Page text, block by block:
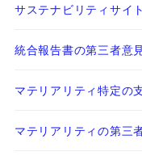
サステナビリティサイ
統合報告書の第三者意
マテリアリティ特定の
マテリアリティの第三